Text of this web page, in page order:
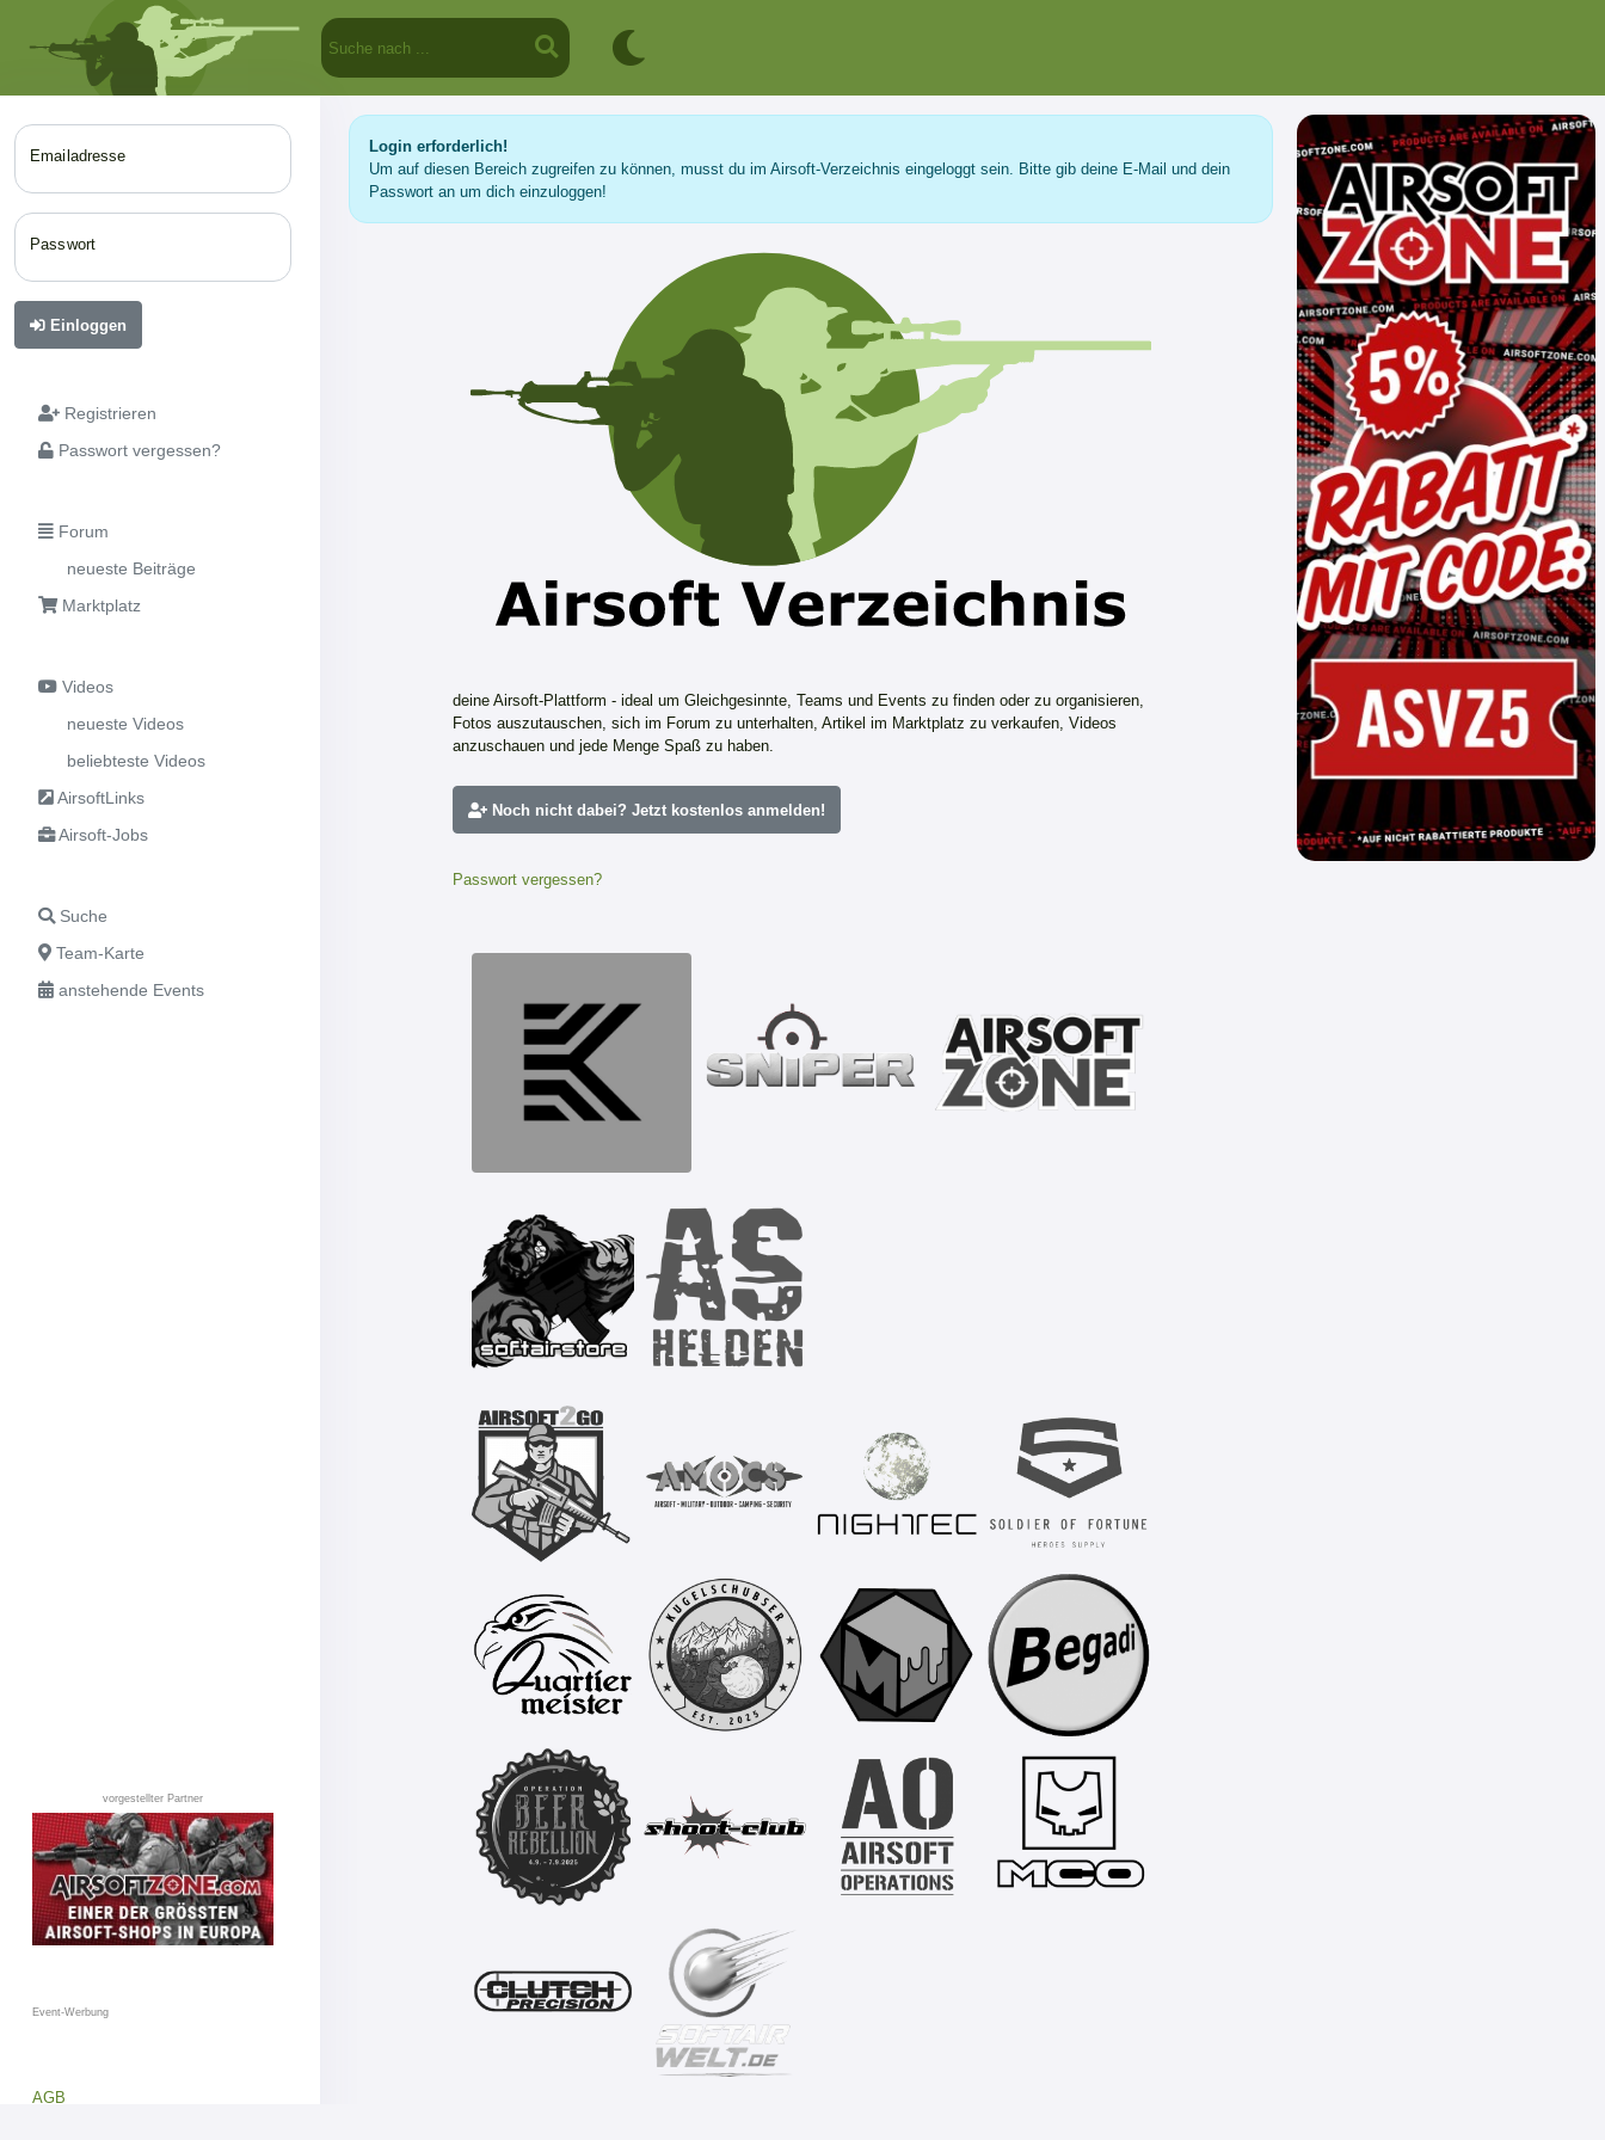
Emailadresse
Passwort
Einloggen
Registrieren
Passwort vergessen?
Forum
neueste Beiträge
Marktplatz
Videos
neueste Videos
beliebteste Videos
AirsoftLinks
Airsoft-Jobs
Suche
Team-Karte
anstehende Events
vorgestellter Partner
Event-Werbung
AGB
Login erforderlich!
Um auf diesen Bereich zugreifen zu können, musst du im Airsoft-Verzeichnis eingeloggt sein. Bitte gib deine E-Mail und dein
Passwort an um dich einzuloggen!
deine Airsoft-Plattform - ideal um Gleichgesinnte, Teams und Events zu finden oder zu organisieren,
Fotos auszutauschen, sich im Forum zu unterhalten, Artikel im Marktplatz zu verkaufen, Videos
anzuschauen und jede Menge Spaß zu haben.
Noch nicht dabei? Jetzt kostenlos anmelden!
Passwort vergessen?